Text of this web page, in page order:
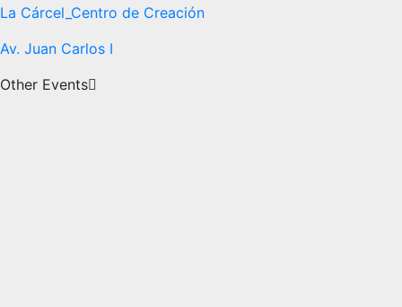
La Cárcel_Centro de Creación
Av. Juan Carlos I
Other Events